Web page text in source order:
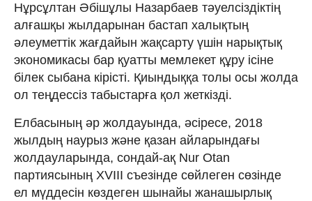
Нұрсұлтан Әбішұлы Назарбаев тәуелсіздіктің
алғашқы жылдарынан бастап халықтың
әлеуметтік жағдайын жақсарту үшін нарықтық
экономикасы бар қуатты мемлекет құру ісіне
білек сыбана кірісті. Қиындыққа толы осы жолда
ол теңдессіз табыстарға қол жеткізді.
Елбасының әр жолдауында, әсіресе, 2018
жылдың наурыз және қазан айларындағы
жолдауларында, сондай-ақ Nur Otan
партиясының ХVIII съезінде сөйлеген сөзінде
ел мүддесін көздеген шынайы жанашырлық